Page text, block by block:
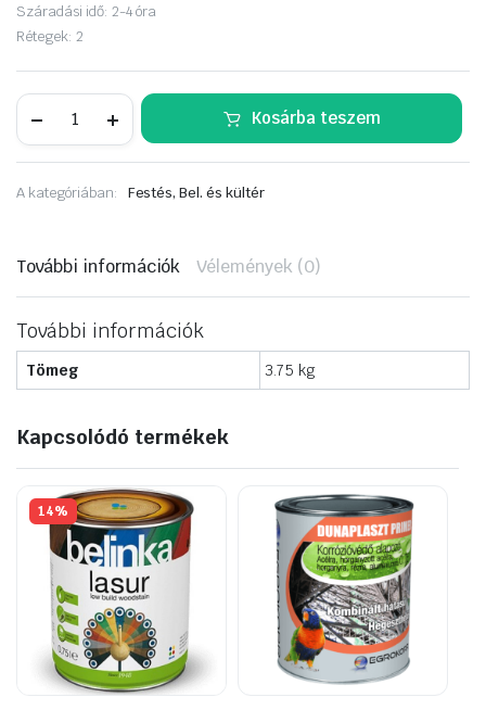
Száradási idő: 2-4 óra
Rétegek: 2
EasyCare+
Foltálló+kopásbiztos
beltéri
2,5
mennyiség
Kosárba teszem
A kategóriában: Festés, Bel. és kültér
További információk Vélemények (0)
További információk
Tömeg 3.75 kg
Kapcsolódó termékek
14%